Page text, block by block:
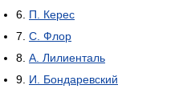
6. П. Керес
7. С. Флор
8. А. Лилиенталь
9. И. Бондаревский